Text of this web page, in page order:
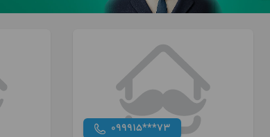
099915***73